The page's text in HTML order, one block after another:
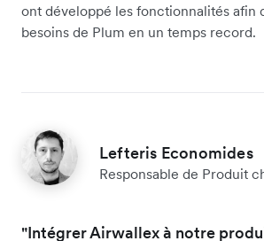
ont développé les fonctionnalités afin
besoins de Plum en un temps record.
Lefteris Economides
Responsable de Produit
"Intégrer Airwallex à notre